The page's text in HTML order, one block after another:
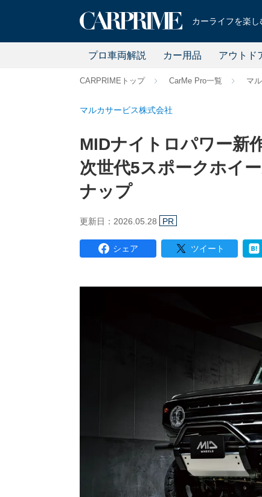
カーライフを楽
プロ車両解説 カー用品 アウトド
CARPRIMEトップ CarMe Pro一覧 マ
マルカサービス株式会社
MIDナイトロパワー新
次世代5スポークホイ
ナップ
更新日：2026.05.28 PR
シェア ツイート